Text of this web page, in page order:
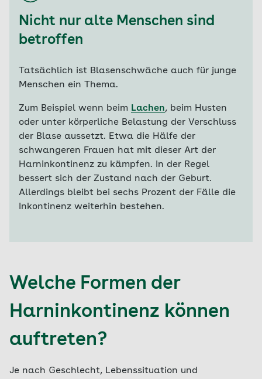
Nicht nur alte Menschen sind
betroffen
Tatsächlich ist Blasenschwäche auch für junge
Menschen ein Thema.
Zum Beispiel wenn beim Lachen, beim Husten
oder unter körperliche Belastung der Verschluss
der Blase aussetzt. Etwa die Hälfe der
schwangeren Frauen hat mit dieser Art der
Harninkontinenz zu kämpfen. In der Regel
bessert sich der Zustand nach der Geburt.
Allerdings bleibt bei sechs Prozent der Fälle die
Inkontinenz weiterhin bestehen.
Welche Formen der
Harninkontinenz können
auftreten?
Je nach Geschlecht, Lebenssituation und